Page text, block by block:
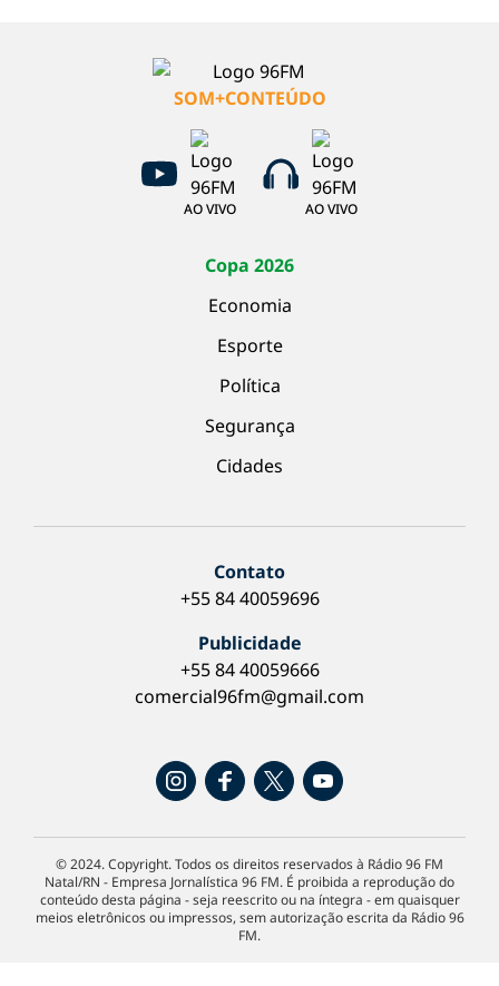
SOM+CONTEÚDO
AO VIVO AO VIVO
Copa 2026
Economia
Esporte
Política
Segurança
Cidades
Contato
+55 84 40059696
Publicidade
+55 84 40059666
comercial96fm@gmail.com
© 2024. Copyright. Todos os direitos reservados à Rádio 96 FM
Natal/RN - Empresa Jornalística 96 FM. É proibida a reprodução do
conteúdo desta página - seja reescrito ou na íntegra - em quaisquer
meios eletrônicos ou impressos, sem autorização escrita da Rádio 96
FM.